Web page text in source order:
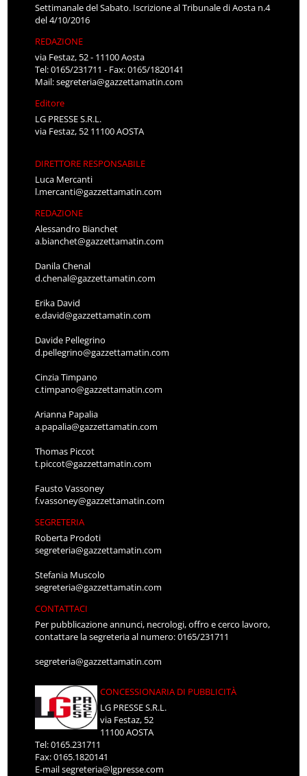
Settimanale del Sabato. Iscrizione al Tribunale di Aosta n.4
del 4/10/2016
REDAZIONE
via Festaz, 52 - 11100 Aosta
Tel: 0165/231711 - Fax: 0165/1820141
Mail:segreteria@gazzettamatin.com
Editore
LG PRESSE S.R.L.
via Festaz, 52 11100 AOSTA
DIRETTORE RESPONSABILE
Luca Mercanti
l.mercanti@gazzettamatin.com
REDAZIONE
Alessandro Bianchet
a.bianchet@gazzettamatin.com
Danila Chenal
d.chenal@gazzettamatin.com
Erika David
e.david@gazzettamatin.com
Davide Pellegrino
d.pellegrino@gazzettamatin.com
Cinzia Timpano
c.timpano@gazzettamatin.com
Arianna Papalia
a.papalia@gazzettamatin.com
Thomas Piccot
t.piccot@gazzettamatin.com
Fausto Vassoney
f.vassoney@gazzettamatin.com
SEGRETERIA
Roberta Prodoti
segreteria@gazzettamatin.com
Stefania Muscolo
segreteria@gazzettamatin.com
CONTATTACI
Per pubblicazione annunci, necrologi, offro e cerco lavoro,
contattare la segreteria al numero: 0165/231711
segreteria@gazzettamatin.com
CONCESSIONARIA DI PUBBLICITÀ
LG PRESSE S.R.L.
via Festaz, 52
11100 AOSTA
Tel: 0165.231711
Fax: 0165.1820141
E-mailsegreteria@lgpresse.com